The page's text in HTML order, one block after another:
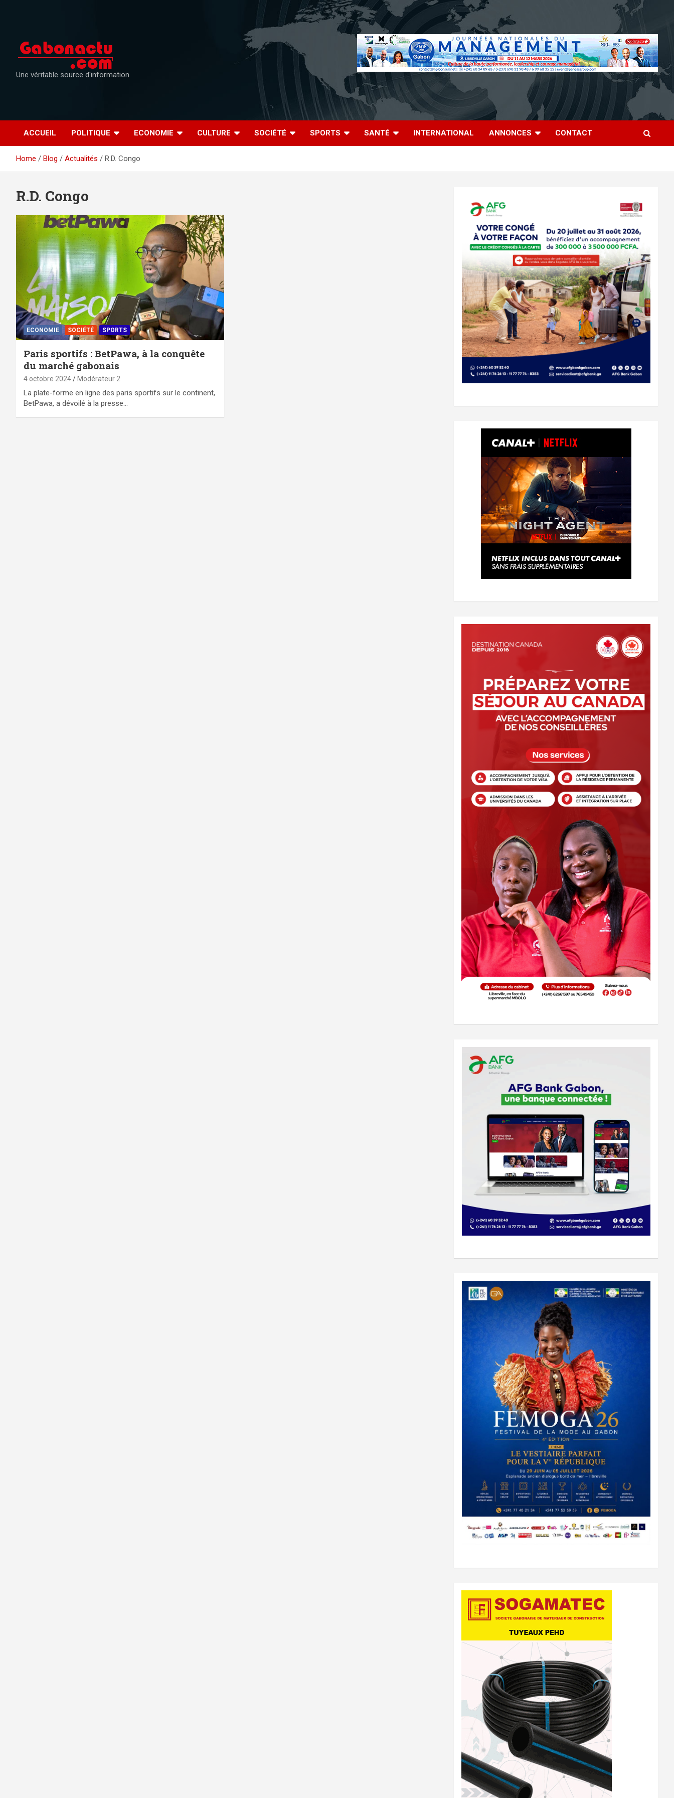
Une véritable source d'information
ACCUEIL POLITIQUE ECONOMIE CULTURE SOCIÉTÉ SPORTS SANTÉ INTERNATIONAL ANNONCES CONTACT
Home Blog Actualités R.D. Congo
R.D. Congo
ECONOMIE SOCIÉTÉ SPORTS
Paris sportifs : BetPawa, à la conquête
du marché gabonais
4 octobre 2024 Modérateur 2
La plate-forme en ligne des paris sportifs sur le continent,
BetPawa, a dévoilé à la presse…